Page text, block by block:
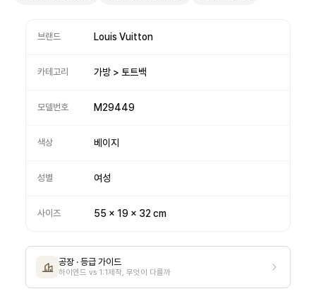
브랜드 Louis Vuitton
카테고리 가방 > 토트백
모델번호 M29449
색상 베이지
성별 여성
사이즈 55 x 19 x 32 cm
공장 · 등급 가이드
하이엔드 vs 1:1제작, 무엇이 다를까